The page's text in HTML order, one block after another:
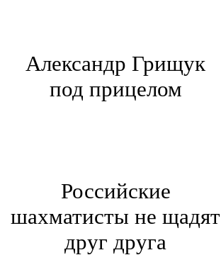
Александр Грищук
под прицелом
Российские
шахматисты не щадят
друг друга